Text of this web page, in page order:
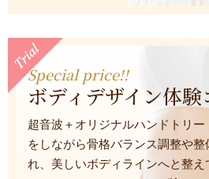
Special price!!
ボディデザイン体験
超音波＋オリジナルハンドトリ
をしながら骨格バランス調整や
れ、美しいボディラインへと整